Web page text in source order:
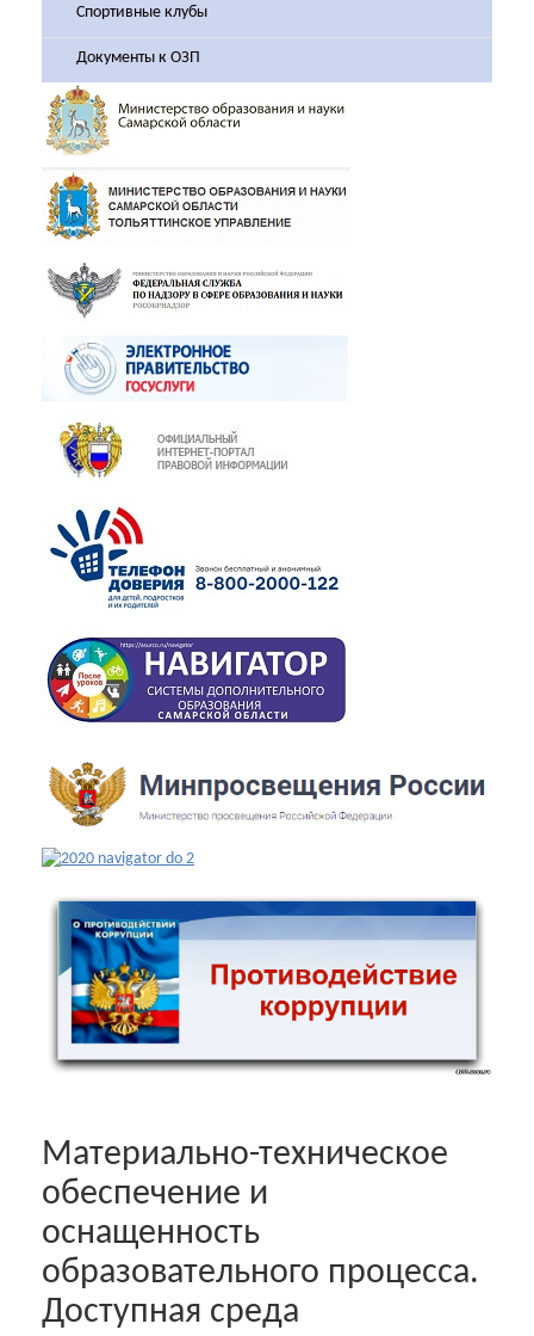
Спортивные клубы
Документы к ОЗП
Материально-техническое
обеспечение и
оснащенность
образовательного процесса.
Доступная среда